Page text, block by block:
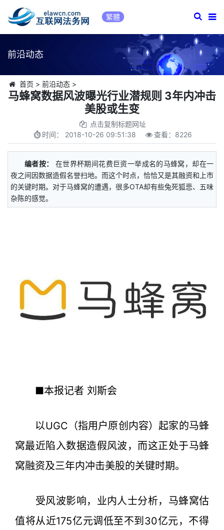
繁體
前沿动态
首页 > 前沿动态>
马蜂窝数据风波曝光行业潜规则 3年内冲击
美股或生变
点击复制标题网址
时间： 2018-10-26 09:51:38 查看： 8226
编者按：
在世界杯期间花费巨资一举成名的马蜂窝，却在一
夜之间因数据造假名誉扫地。而这个时点，恰恰又是其融资和上市
的关键时期。对于马蜂窝的遭遇，很多OTA却有些兔死狐悲、五味
杂陈的感觉。
■本报记者 刘斯会
以UGC（指用户原创内容）起家的马蜂
窝最近陷入数据造假风波，而这正处于马蜂
窝融资及三年内冲击美股的关键时期。
受风波影响，业内人士分析，马蜂窝估
值将从近175亿元调低至不到30亿元，不得